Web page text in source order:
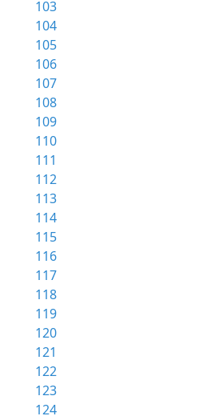
103
104
105
106
107
108
109
110
111
112
113
114
115
116
117
118
119
120
121
122
123
124